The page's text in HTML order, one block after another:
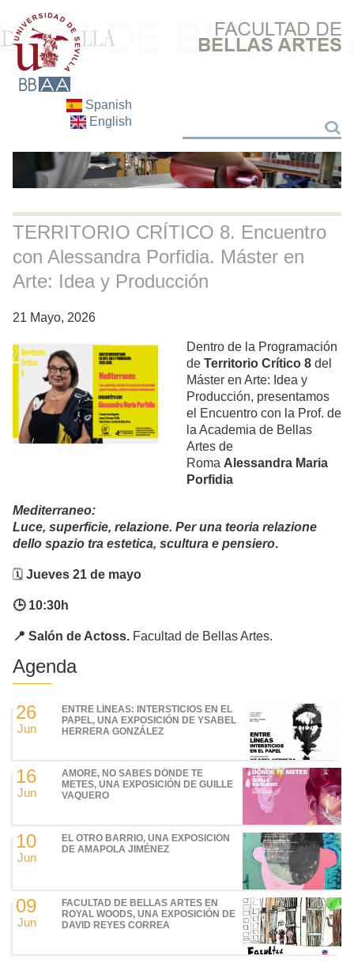
Spanish
English
Buscar
TERRITORIO CRÍTICO 8. Encuentro
con Alessandra Porfidia. Máster en
Arte: Idea y Producción
21 Mayo, 2026
Dentro de la Programación
de Territorio Crítico 8 del
Máster en Arte: Idea y
Producción, presentamos
el Encuentro con la Prof. de
la Academia de Bellas
Artes de
Roma Alessandra Maria
Porfidia
Mediterraneo:
Luce, superficie, relazione. Per una teoria relazione
dello spazio tra estetica, scultura e pensiero.
🗓️ Jueves 21 de mayo
🕒 10:30h
📍 Salón de Actoss. Facultad de Bellas Artes.
Agenda
26
Jun
ENTRE LÍNEAS: INTERSTICIOS EN EL
PAPEL, UNA EXPOSICIÓN DE YSABEL
HERRERA GONZÁLEZ
16
Jun
AMORE, NO SABES DÓNDE TE
METES, UNA EXPOSICIÓN DE GUILLE
VAQUERO
10
Jun
EL OTRO BARRIO, UNA EXPOSICIÓN
DE AMAPOLA JIMÉNEZ
09
Jun
FACULTAD DE BELLAS ARTES EN
ROYAL WOODS, UNA EXPOSICIÓN DE
DAVID REYES CORREA